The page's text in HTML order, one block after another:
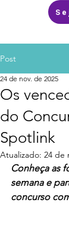
Post
Os
do
Spotlink
24 de nov. de 2025
Atualizado: 24 de
Conheça as
semana e
concurso